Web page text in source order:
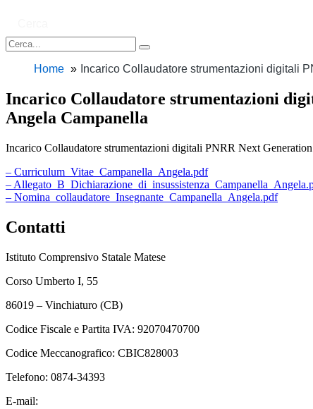
Home Incarico Collaudatore strumentazioni digitali
Incarico Collaudatore strumentazioni
Angela Campanella
Incarico Collaudatore strumentazioni digitali PNRR Next
– Curriculum_Vitae_Campanella_Angela.pdf
–
– Nomina_collaudatore_Insegnante_Campanella_Angela.pdf
Contatti
Istituto Comprensivo Statale Matese
Corso Umberto I, 55
86019 – Vinchiaturo (CB)
Codice Fiscale e Partita IVA: 92070470700
Codice Meccanografico: CBIC828003
Telefono: 0874-34393
E-mail: